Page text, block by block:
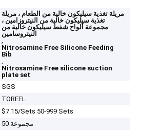
مريلة تغذية سيليكون خالية من الطعام ، مريلة
تغذية سيليكون خالية من النيتروزامين ،
مجموعة ألواح شفط سيليكون خالية من
النيتروسامين
,
Nitrosamine Free Silicone Feeding
Bib
,
Nitrosamine Free silicone suction
plate set
SGS
TOREEL
$7.15/Sets 50-999 Sets
50 مجموعة